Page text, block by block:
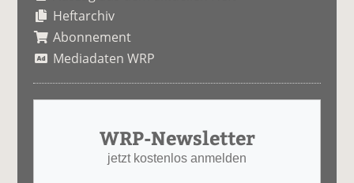
Heftarchiv
Abonnement
Mediadaten WRP
WRP-Newsletter
jetzt kostenlos anmelden